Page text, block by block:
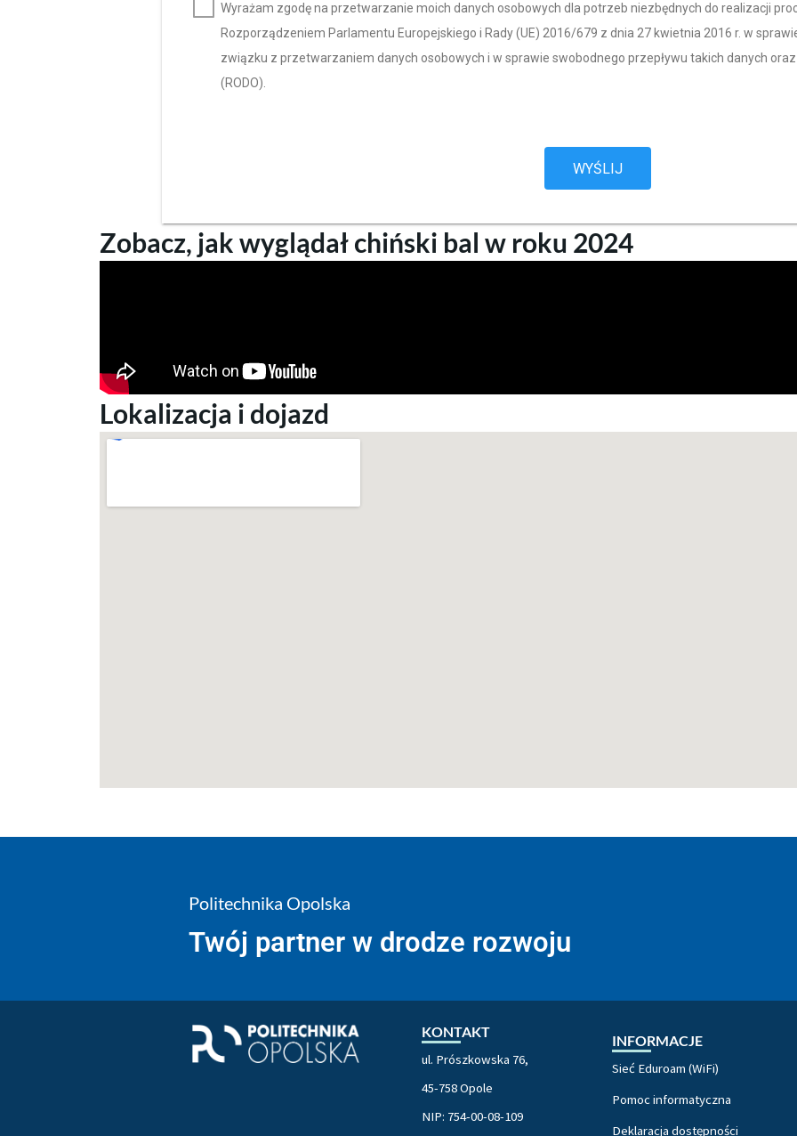
Wyrażam zgodę na przetwarzanie moich danych osobowych dla potrzeb niezbędnych do realizacji
Rozporządzeniem Parlamentu Europejskiego i Rady (UE) 2016/679 z dnia 27 kwietnia 2016 r. w
związku z przetwarzaniem danych osobowych i w sprawie swobodnego przepływu takich danych
(RODO).
WYŚLIJ
Zobacz, jak wyglądał chiński bal w roku 2024
Lokalizacja i dojazd
Politechnika Opolska
Twój partner w drodze rozwoju
KONTAKT
ul. Prószkowska 76,
45-758 Opole
NIP: 754-00-08-109
INFORMACJE
Sieć Eduroam (WiFi)
Pomoc informatyczna
Deklaracja dostępności